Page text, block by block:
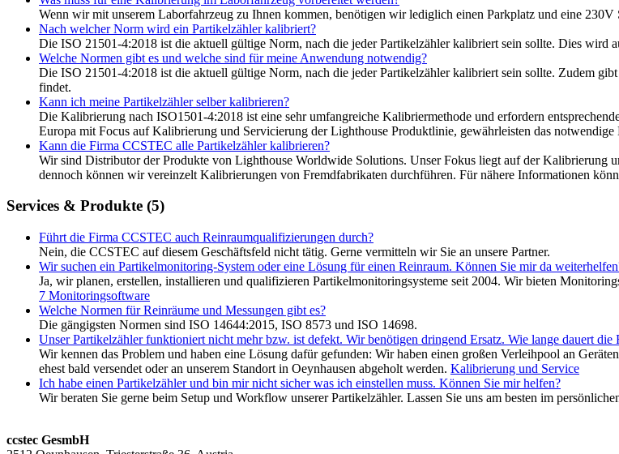
Wenn wir mit unserem Laborfahrzeug zu Ihnen kommen, benötigen wir lediglich einen Parkplatz und eine
Nach welcher Norm wird ein Partikelzähler kalibriert?
Die ISO 21501-4:2018 ist die aktuell gültige Norm, nach die jeder Partikelzähler kalibriert sein sollte. Dies wird
Welche Normen gibt es und welche sind für meine Anwendung notwendig?
Die ISO 21501-4:2018 ist die aktuell gültige Norm, nach die jeder Partikelzähler kalibriert sein sollte. Zudem
findet.
Kann ich meine Partikelzähler selber kalibrieren?
Die Kalibrierung nach ISO1501-4:2018 ist eine sehr umfangreiche Kalibriermethode und erfordern
Europa mit Focus auf Kalibrierung und Servicierung der Lighthouse Produktlinie, gewährleisten das
Kann die Firma CCSTEC alle Partikelzähler kalibrieren?
Wir sind Distributor der Produkte von Lighthouse Worldwide Solutions. Unser Fokus liegt auf der Kalibrierung
dennoch können wir vereinzelt Kalibrierungen von Fremdfabrikaten durchführen. Für nähere Informationen
Services & Produkte (5)
Führt die Firma CCSTEC auch Reinraumqualifizierungen durch?
Nein, die CCSTEC auf diesem Geschäftsfeld nicht tätig. Gerne vermitteln wir Sie an unsere Partner.
Wir suchen ein Partikelmonitoring-System oder eine Lösung für einen Reinraum. Können Sie mir da
Ja, wir planen, erstellen, installieren und qualifizieren Partikelmonitoringsysteme seit 2004. Wir bieten
7 Monitoringsoftware
Welche Normen für Reinräume und Messungen gibt es?
Die gängigsten Normen sind ISO 14644:2015, ISO 8573 und ISO 14698.
Unser Partikelzähler funktioniert nicht mehr bzw. ist defekt. Wir benötigen dringend Ersatz. Wie lange dauert die
Wir kennen das Problem und haben eine Lösung dafür gefunden: Wir haben einen großen Verleihpool an
ehest bald versendet oder an unserem Standort in Oeynhausen abgeholt werden. Kalibrierung und Service
Ich habe einen Partikelzähler und bin mir nicht sicher was ich einstellen muss. Können Sie mir helfen?
Wir beraten Sie gerne beim Setup und Workflow unserer Partikelzähler. Lassen Sie uns am besten im
ccstec GesmbH